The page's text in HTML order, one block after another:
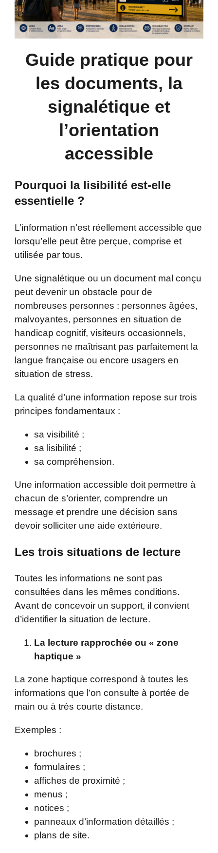
Guide pratique pour
les documents, la
signalétique et
l’orientation
accessible
Pourquoi la lisibilité est-elle
essentielle ?
L’information n’est réellement accessible que
lorsqu’elle peut être perçue, comprise et
utilisée par tous.
Une signalétique ou un document mal conçu
peut devenir un obstacle pour de
nombreuses personnes : personnes âgées,
malvoyantes, personnes en situation de
handicap cognitif, visiteurs occasionnels,
personnes ne maîtrisant pas parfaitement la
langue française ou encore usagers en
situation de stress.
La qualité d’une information repose sur trois
principes fondamentaux :
sa visibilité ;
sa lisibilité ;
sa compréhension.
Une information accessible doit permettre à
chacun de s’orienter, comprendre un
message et prendre une décision sans
devoir solliciter une aide extérieure.
Les trois situations de lecture
Toutes les informations ne sont pas
consultées dans les mêmes conditions.
Avant de concevoir un support, il convient
d’identifier la situation de lecture.
La lecture rapprochée ou « zone
haptique »
La zone haptique correspond à toutes les
informations que l’on consulte à portée de
main ou à très courte distance.
Exemples :
brochures ;
formulaires ;
affiches de proximité ;
menus ;
notices ;
panneaux d’information détaillés ;
plans de site.